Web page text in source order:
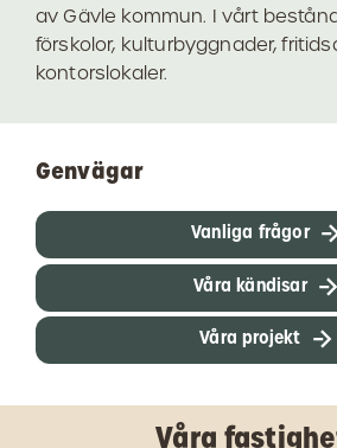
av Gävle kommun. I vårt
förskolor, kulturbyggnader,
kontorslokaler.
Genvägar
Vanliga frågor
Våra kändisar
Våra projekt
Våra